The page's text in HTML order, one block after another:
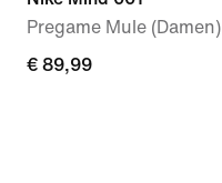
Pregame Mule (Damen)
€ 89,99
€ 89,99